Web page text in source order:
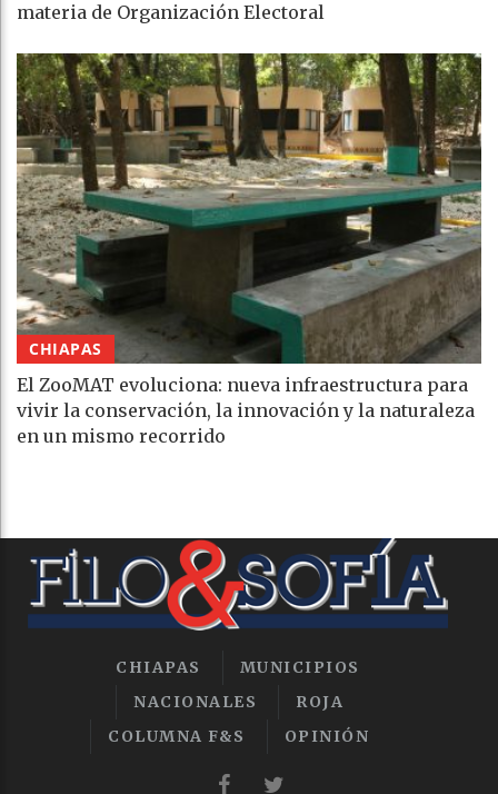
materia de Organización Electoral
CHIAPAS
El ZooMAT evoluciona: nueva infraestructura para
vivir la conservación, la innovación y la naturaleza
en un mismo recorrido
CHIAPAS
MUNICIPIOS
NACIONALES
ROJA
COLUMNA F&S
OPINIÓN